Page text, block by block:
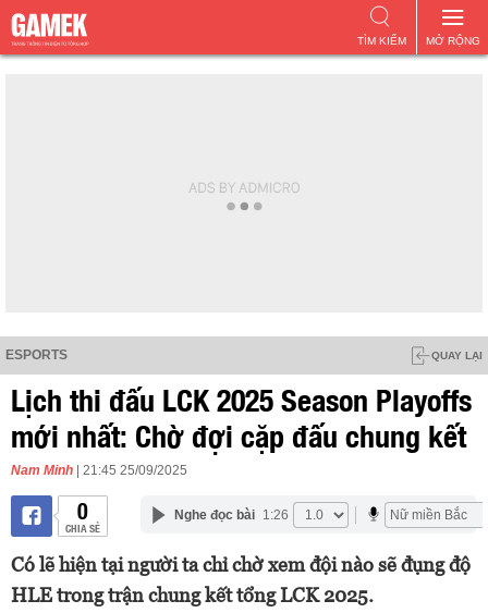
MỞ RỘNG
TÌM KIẾM
ESPORTS QUAY LẠI
Lịch thi đấu LCK 2025 Season Playoffs
mới nhất: Chờ đợi cặp đấu chung kết
Nam Minh | 21:45 25/09/2025
0
CHIA SẺ
Nghe đọc bài 1:26
Có lẽ hiện tại người ta chỉ chờ xem đội nào sẽ đụng độ
HLE trong trận chung kết tổng LCK 2025.